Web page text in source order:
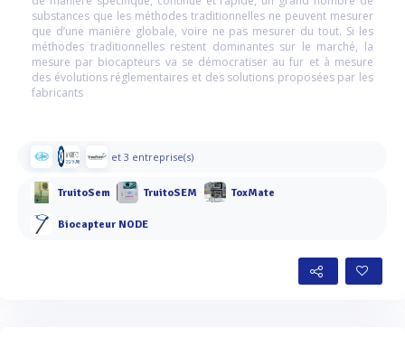
substances que les méthodes traditionnelles ne peuvent mesurer
que d’une manière globale, voire ne pas mesurer du tout. Si les
méthodes traditionnelles restent dominantes sur le marché, la
mesure par biocapteurs va se démocratiser au fur et à mesure
des évolutions réglementaires et des solutions proposées par les
fabricants
et 3 entreprise(s)
TruitoSem TruitoSEM ToxMate
Biocapteur NODE